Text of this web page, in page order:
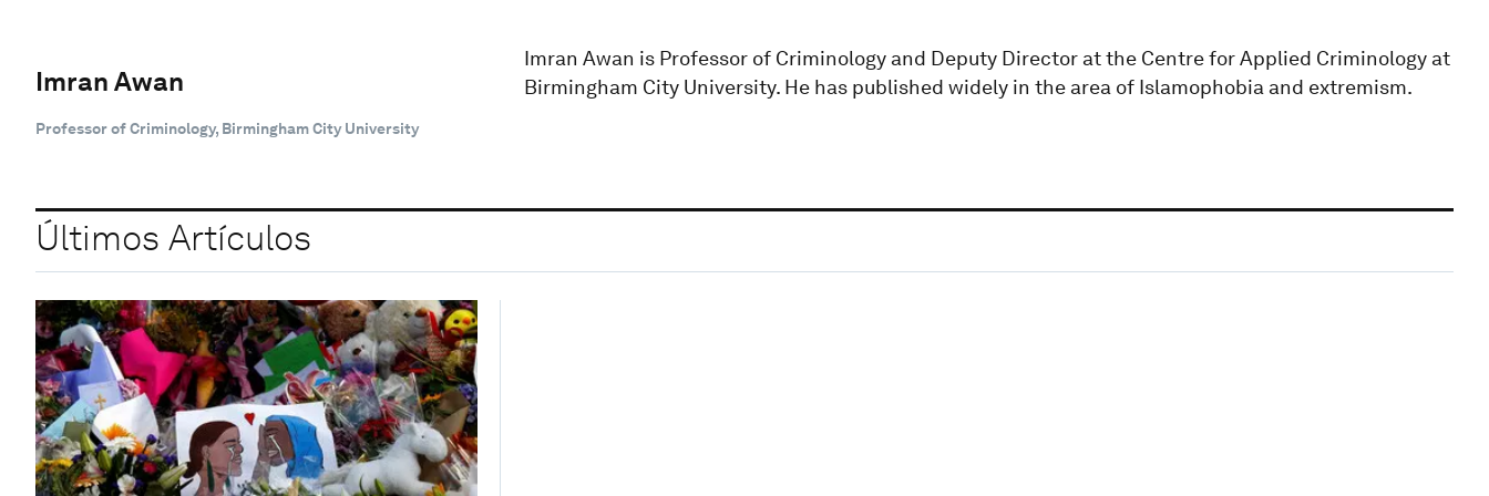
Imran Awan
Professor of Criminology, Birmingham City University
Imran Awan is Professor of Criminology and Deputy Director at the Centre for Applied Criminology at
Birmingham City University. He has published widely in the area of Islamophobia and extremism.
Últimos Artículos